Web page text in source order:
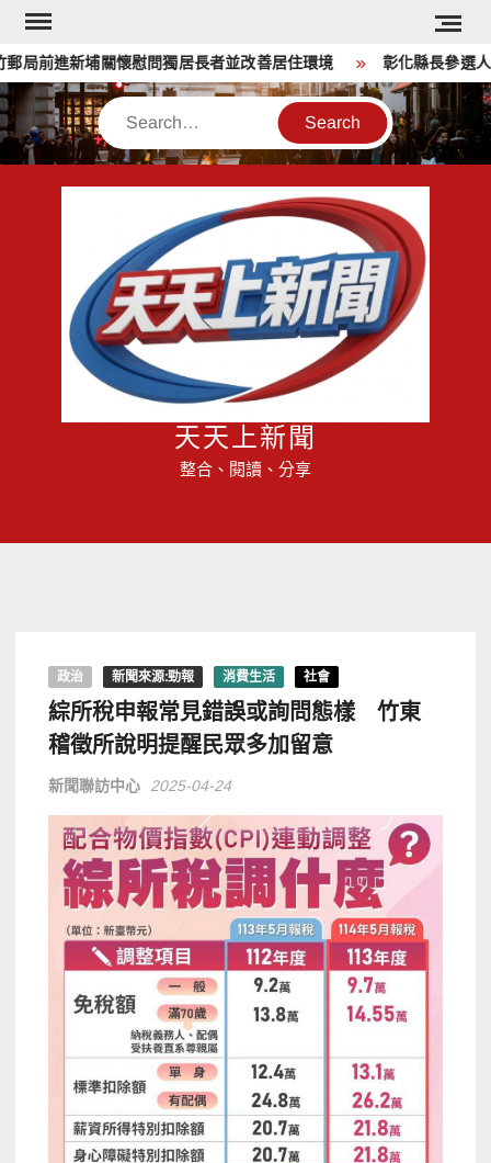
Skip
content
前進新埔關懷慰問獨居長者並改善居住環境 彰化縣長參選人
Search
天天上新聞
整合、閱讀、分享
政治 新聞來源:勁報 消費生活 社會
綜所稅申報常見錯誤或詢問態樣 竹東
稽徵所說明提醒民眾多加留意
新聞聯訪中心 2025-04-24